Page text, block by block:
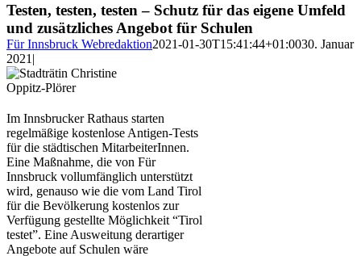
Testen, testen, testen – Schutz für das eigene Umfeld
und zusätzliches Angebot für Schulen
Für Innsbruck Webredaktion2021-01-30T15:41:44+01:0030. Januar
2021 |
Im Innsbrucker Rathaus starten
regelmäßige kostenlose Antigen-Tests
für die städtischen MitarbeiterInnen.
Eine Maßnahme, die von Für
Innsbruck vollumfänglich unterstützt
wird, genauso wie die vom Land Tirol
für die Bevölkerung kostenlos zur
Verfügung gestellte Möglichkeit “Tirol
testet”. Eine Ausweitung derartiger
Angebote auf Schulen wäre